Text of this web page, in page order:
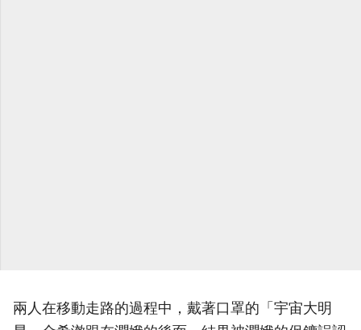
兩人在移動走路的過程中，戴著口罩的「宇宙大明